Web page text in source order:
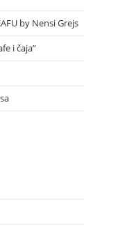
by Nensi Grejs
i čaja”